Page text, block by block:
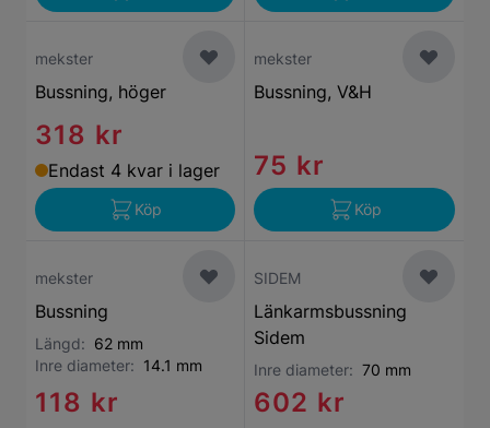
mekster
Bussning, höger
318 kr
Endast 4 kvar i lager
Köp
mekster
Bussning, V&H
75 kr
Köp
mekster
Bussning
Längd: 62 mm
Inre diameter: 14.1 mm
118 kr
SIDEM
Länkarmsbussning
Sidem
Inre diameter: 70 mm
602 kr